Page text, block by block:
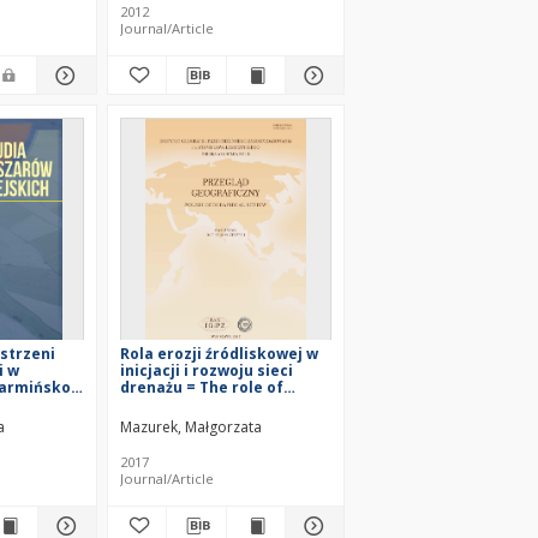
2012
Journal/Article
w
rural
Rola erozji źródliskowej w
inicjacji i rozwoju sieci
drenażu = The role of
initiation and development
of drainage system
Mazurek, Małgorzata
2017
Journal/Article